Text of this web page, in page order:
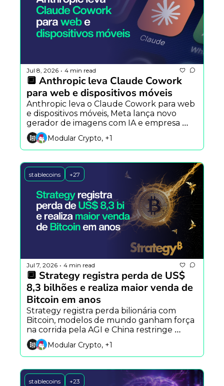
Jul 8, 2026 • 4 min read
🔲 Anthropic leva Claude Cowork
para web e dispositivos móveis
Anthropic leva o Claude Cowork para web
e dispositivos móveis, Meta lança novo
gerador de imagens com IA e empresa
remove rastreador oculto do Claude Code
após críticas.
Modular Crypto, +1
stablecoins +27
Jul 7, 2026 • 4 min read
🔲 Strategy registra perda de US$
8,3 bilhões e realiza maior venda de
Bitcoin em anos
Strategy registra perda bilionária com
Bitcoin, modelos de mundo ganham força
na corrida pela AGI e China restringe
agentes de IA com personalidade.
Modular Crypto, +1
stablecoins +23